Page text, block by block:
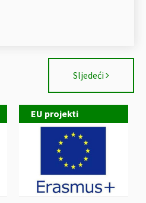
EU projekti
Sljedeći